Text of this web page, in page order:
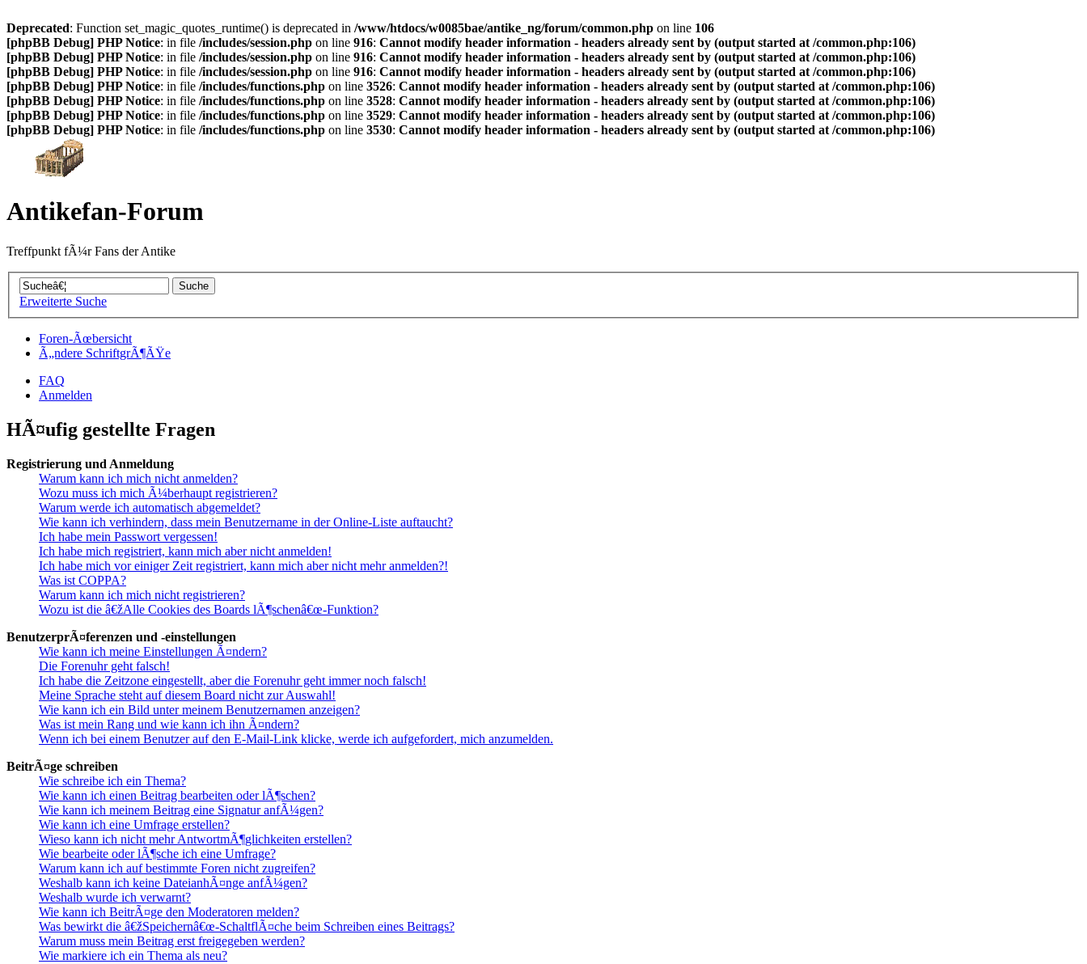
Deprecated: Function set_magic_quotes_runtime() is deprecated in /www/htdocs/w0085bae/antike_ng/forum/common.php on line 106
[phpBB Debug] PHP Notice: in file /includes/session.php on line 916: Cannot modify header information - headers already sent by (output started at /common.php:106)
[phpBB Debug] PHP Notice: in file /includes/session.php on line 916: Cannot modify header information - headers already sent by (output started at /common.php:106)
[phpBB Debug] PHP Notice: in file /includes/session.php on line 916: Cannot modify header information - headers already sent by (output started at /common.php:106)
[phpBB Debug] PHP Notice: in file /includes/functions.php on line 3526: Cannot modify header information - headers already sent by (output started at /common.php:106)
[phpBB Debug] PHP Notice: in file /includes/functions.php on line 3528: Cannot modify header information - headers already sent by (output started at /common.php:106)
[phpBB Debug] PHP Notice: in file /includes/functions.php on line 3529: Cannot modify header information - headers already sent by (output started at /common.php:106)
[phpBB Debug] PHP Notice: in file /includes/functions.php on line 3530: Cannot modify header information - headers already sent by (output started at /common.php:106)
Antikefan-Forum
Treffpunkt fÃ¼r Fans der Antike
Erweiterte Suche
Foren-Ãœbersicht
Ã„ndere SchriftgrÃ¶ÃŸe
FAQ
Anmelden
HÃ¤ufig gestellte Fragen
Registrierung und Anmeldung
Warum kann ich mich nicht anmelden?
Wozu muss ich mich Ã¼berhaupt registrieren?
Warum werde ich automatisch abgemeldet?
Wie kann ich verhindern, dass mein Benutzername in der Online-Liste auftaucht?
Ich habe mein Passwort vergessen!
Ich habe mich registriert, kann mich aber nicht anmelden!
Ich habe mich vor einiger Zeit registriert, kann mich aber nicht mehr anmelden?!
Was ist COPPA?
Warum kann ich mich nicht registrieren?
Wozu ist die â€žAlle Cookies des Boards lÃ¶schenâ€œ-Funktion?
BenutzerprÃ¤ferenzen und -einstellungen
Wie kann ich meine Einstellungen Ã¤ndern?
Die Forenuhr geht falsch!
Ich habe die Zeitzone eingestellt, aber die Forenuhr geht immer noch falsch!
Meine Sprache steht auf diesem Board nicht zur Auswahl!
Wie kann ich ein Bild unter meinem Benutzernamen anzeigen?
Was ist mein Rang und wie kann ich ihn Ã¤ndern?
Wenn ich bei einem Benutzer auf den E-Mail-Link klicke, werde ich aufgefordert, mich anzumelden.
BeitrÃ¤ge schreiben
Wie schreibe ich ein Thema?
Wie kann ich einen Beitrag bearbeiten oder lÃ¶schen?
Wie kann ich meinem Beitrag eine Signatur anfÃ¼gen?
Wie kann ich eine Umfrage erstellen?
Wieso kann ich nicht mehr AntwortmÃ¶glichkeiten erstellen?
Wie bearbeite oder lÃ¶sche ich eine Umfrage?
Warum kann ich auf bestimmte Foren nicht zugreifen?
Weshalb kann ich keine DateianhÃ¤nge anfÃ¼gen?
Weshalb wurde ich verwarnt?
Wie kann ich BeitrÃ¤ge den Moderatoren melden?
Was bewirkt die â€žSpeichernâ€œ-SchaltflÃ¤che beim Schreiben eines Beitrags?
Warum muss mein Beitrag erst freigegeben werden?
Wie markiere ich ein Thema als neu?